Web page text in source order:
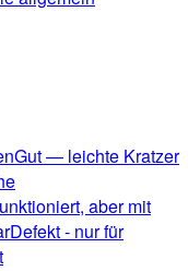
Gut — leichte Kratzer
aber mit
Defekt - nur für